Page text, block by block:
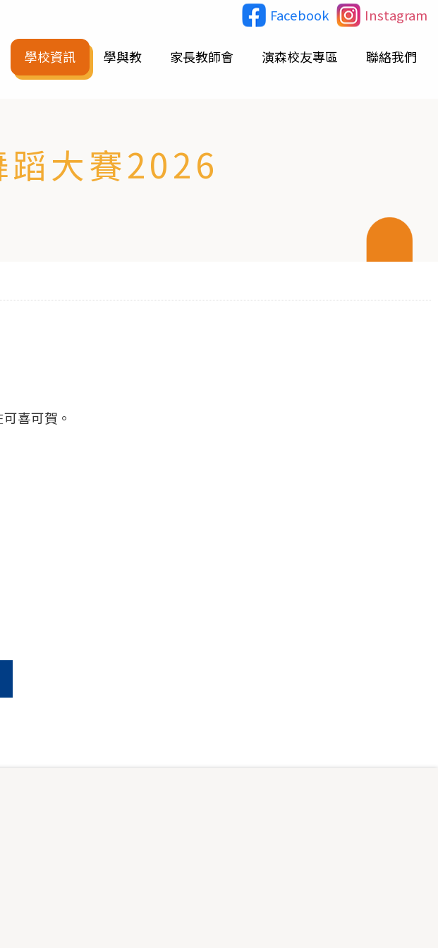
Facebook Instagram
學校資訊 學與教 家長教師會 演森校友專區 聯絡我們
蹈大賽2026
喜可賀。